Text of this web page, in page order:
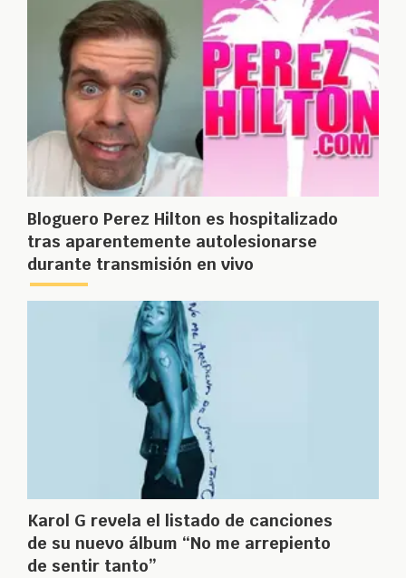
Bloguero Perez Hilton es hospitalizado
tras aparentemente autolesionarse
durante transmisión en vivo
Karol G revela el listado de canciones
de su nuevo álbum “No me arrepiento
de sentir tanto”